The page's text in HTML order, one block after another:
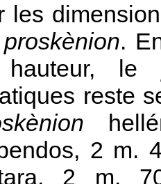
les
proskènion.
le
reste
2 m.
2 m.